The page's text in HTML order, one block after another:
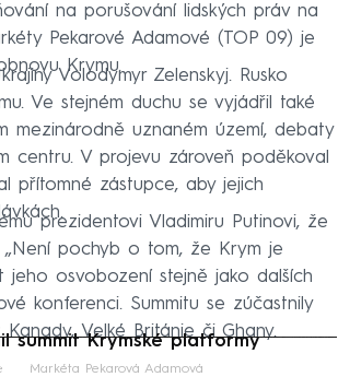
na porušování lidských práv na
Pekarové Adamové (TOP 09) je
Krymu.
Volodymyr Zelenskyj. Rusko
Ve stejném duchu se vyjádřil také
mezinárodně uznaném území, debaty
centru. V projevu zároveň poděkoval
přítomné zástupce, aby jejich
prezidentovi Vladimiru Putinovi, že
pochyb o tom, že Krym je
jeho osvobození stejně jako dalších
konferenci. Summitu se zúčastnily
Velké Británie či Ghany.
summit Krymské platformy
Markéta Pekarová Adamová